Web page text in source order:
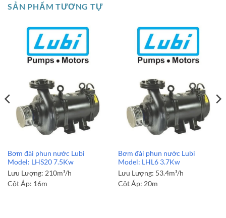
SẢN PHẨM TƯƠNG TỰ
Bơm đài phun nước Lubi
Model: LHS20 7.5Kw
Lưu Lượng: 210m³/h
Cột Áp: 16m
Bơm đài phun nước Lubi
Model: LHL6 3.7Kw
Lưu Lượng: 53.4m³/h
Cột Áp: 20m